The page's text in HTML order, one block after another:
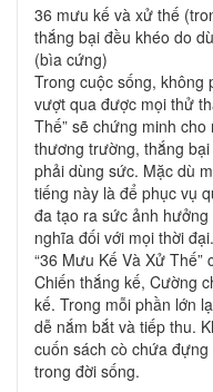
36 mưu kế và xử thế
thắng bại đều khéo do
(bìa cứng)
Trong cuộc sống, không
vượt qua được mọi thử
Thế” sẽ chứng minh
thương trường, thắng
phải dùng sức. Mặc dù
tiếng này là để phục vụ
đa tạo ra sức ảnh
nghĩa đối với mọi thời đại.
“36 Mưu Kế Và Xử
Chiến thắng kế, Cường
kế. Trong mỗi phần lớn
dễ nắm bắt và tiếp thu.
cuốn sách cò chứa
trong đời sống.